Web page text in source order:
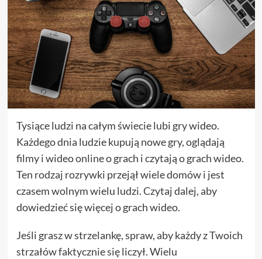
Tysiące ludzi na całym świecie lubi gry wideo.
Każdego dnia ludzie kupują nowe gry, oglądają
filmy i wideo online o grach i czytają o grach wideo.
Ten rodzaj rozrywki przejął wiele domów i jest
czasem wolnym wielu ludzi. Czytaj dalej, aby
dowiedzieć się więcej o grach wideo.
Jeśli grasz w strzelankę, spraw, aby każdy z Twoich
strzałów faktycznie się liczył. Wielu